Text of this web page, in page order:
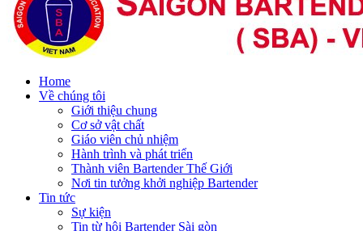
Home
Về chúng tôi
Giới thiệu chung
Cơ sở vật chất
Giáo viên chủ nhiệm
Hành trình và phát triển
Thành viên Bartender Thế Giới
Nơi tin tưởng khởi nghiệp Bartender
Tin tức
Sự kiện
Tin từ hội Bartender Sài gòn